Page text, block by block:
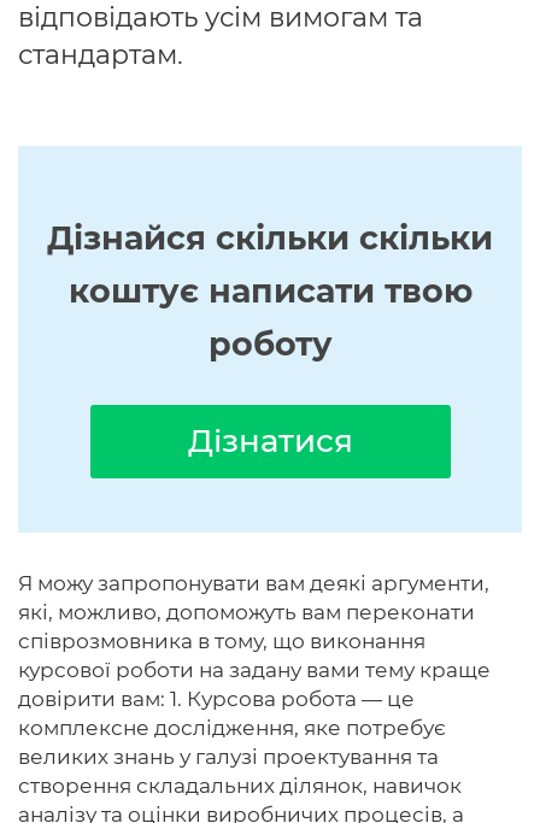
відповідають усім вимогам та
стандартам.
Дізнайся скільки скільки
коштує написати твою
роботу
Дізнатися
Я можу запропонувати вам деякі аргументи,
які, можливо, допоможуть вам переконати
співрозмовника в тому, що виконання
курсової роботи на задану вами тему краще
довірити вам: 1. Курсова робота — це
комплексне дослідження, яке потребує
великих знань у галузі проектування та
створення складальних ділянок, навичок
аналізу та оцінки виробничих процесів, а